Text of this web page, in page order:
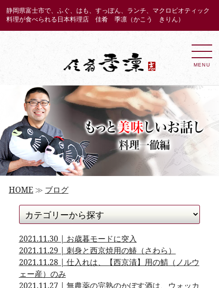
静岡県富士市で、ふぐ、はも、すっぽん、ランチ、マクロビオティック
料理が食べられる日本料理店 佳肴 季凛（かこう きりん）
MENU
HOME≫ ブログ
2021.11.30 | お歳暮モードに突入
2021.11.29 | 刺身と西京焼用の鰆（さわら）
2021.11.28 | 仕入れは、【西京漬】用の鯖（ノルウ
ェー産）のみ
2021.11.27 | 無農薬の完熟のかぼす酒は、ウォッカ